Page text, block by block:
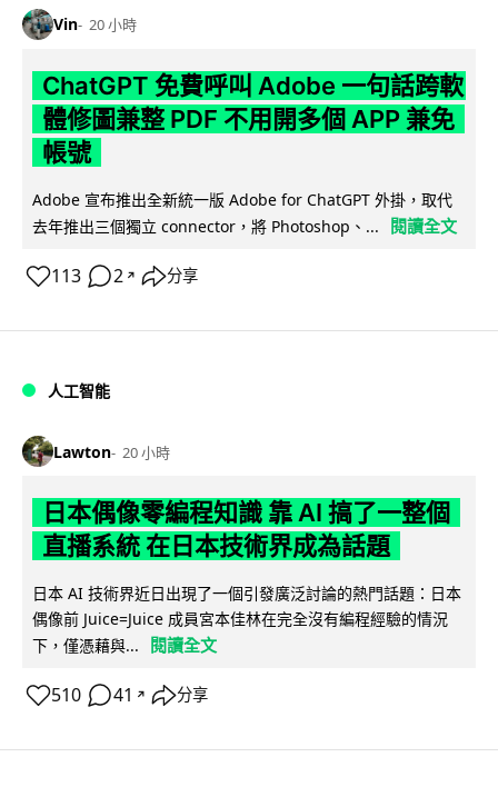
Vin 20 小時
ChatGPT 免費呼叫 Adobe 一句話跨軟
體修圖兼整 PDF 不用開多個 APP 兼免
帳號
Adobe 宣布推出全新統一版 Adobe for ChatGPT 外掛，取代
去年推出三個獨立 connector，將 Photoshop、...
閱讀全文
113 2 ↗ 分享
人工智能
Lawton 20 小時
日本偶像零編程知識 靠 AI 搞了一整個
直播系統 在日本技術界成為話題
日本 AI 技術界近日出現了一個引發廣泛討論的熱門話題：日本
偶像前 Juice=Juice 成員宮本佳林在完全沒有編程經驗的情況
下，僅憑藉與...
閱讀全文
510 41 ↗ 分享